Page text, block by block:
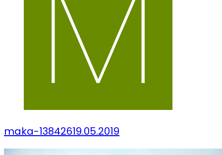
maka-13842619.05.2019